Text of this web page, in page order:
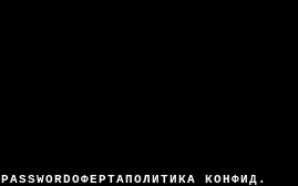
PASSWORDОФЕРТАПОЛИТИКА КОНФИД.